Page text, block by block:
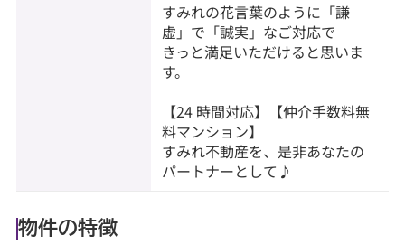
すみれの花言葉のように「謙
虚」で「誠実」なご対応で
きっと満足いただけると思いま
す。
【24 時間対応】【仲介手数料無
料マンション】
すみれ不動産を、是非あなたの
パートナーとして♪
物件の特徴